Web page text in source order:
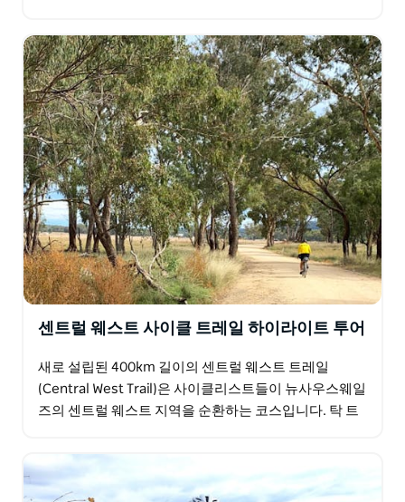
센트럴 웨스트 사이클 트레일 하이라이트 투어
새로 설립된 400km 길이의 센트럴 웨스트 트레일
(Central West Trail)은 사이클리스트들이 뉴사우스웨일
즈의 센트럴 웨스트 지역을 순환하는 코스입니다. 탁 트